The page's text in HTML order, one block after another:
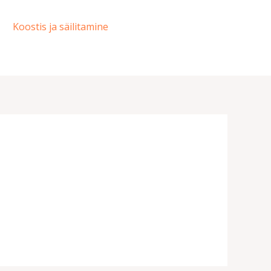
Koostis ja säilitamine